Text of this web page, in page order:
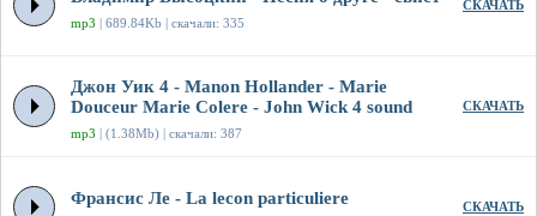
mp3 | 689.84Kb | скачали: 335
СКАЧАТЬ
Джон Уик 4 - Manon Hollander - Marie
Douceur Marie Colere - John Wick 4 sound
mp3 | (1.38Mb) | скачали: 387
СКАЧАТЬ
Франсис Ле - La lecon particuliere СКАЧАТЬ